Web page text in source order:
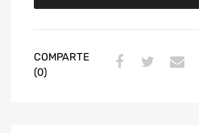
COMPARTE
(0)